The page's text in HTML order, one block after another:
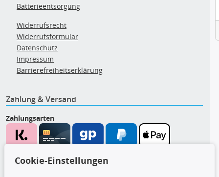
Batterieentsorgung
Widerrufsrecht
Widerrufsformular
Datenschutz
Impressum
Barrierefreiheitserklärung
Zahlung & Versand
Zahlungsarten
Cookie-Einstellungen